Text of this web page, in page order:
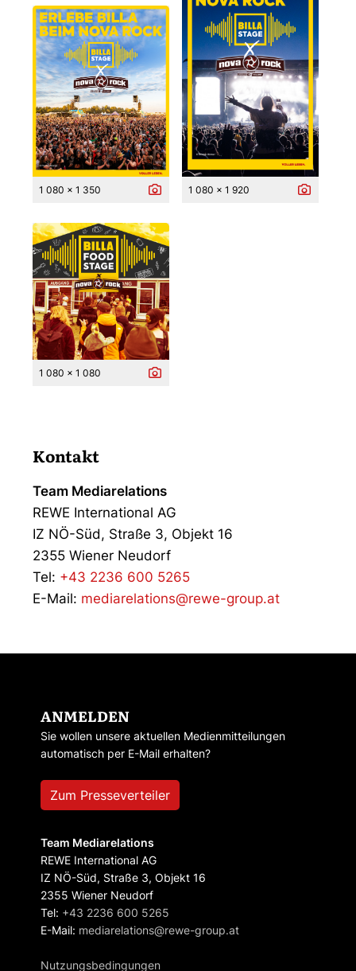
1 080 x 1 350 1 080 x 1 920
1 080 x 1 080
Kontakt
Team Mediarelations
REWE International AG
IZ NÖ-Süd, Straße 3, Objekt 16
2355 Wiener Neudorf
Tel: +43 2236 600 5265
E-Mail: mediarelations@rewe-group.at
ANMELDEN
Sie wollen unsere aktuellen Medienmitteilungen
automatisch per E-Mail erhalten?
Zum Presseverteiler
Team Mediarelations
REWE International AG
IZ NÖ-Süd, Straße 3, Objekt 16
2355 Wiener Neudorf
Tel: +43 2236 600 5265
E-Mail: mediarelations@rewe-group.at
Nutzungsbedingungen